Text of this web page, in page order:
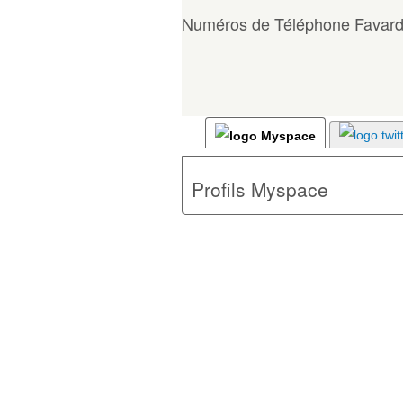
Numéros de Téléphone
Profils Myspace